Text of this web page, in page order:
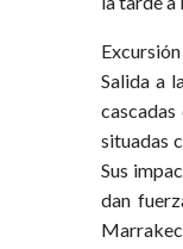
Salida a
situadas
Sus
dan